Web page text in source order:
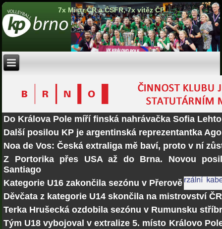
7x Mistr ČR a ČSFR, 7x vítěz ČP
Do Králova Pole míří finská nahrávačka Sofia Lehto
Další posilou KP je argentinská reprezentantka
Noa de Vos: Česká extraliga mě baví, proto v ní
Z Portorika přes USA až do Brna. Novou
Santiago
Kategorie U16 zakončila sezónu v Přerově
Děvčata z kategorie U14 skončila na mistrovství
Terka Hrušecká ozdobila sezónu v Rumunsku
Tým U18 vybojoval v extralize 5. místo Královo